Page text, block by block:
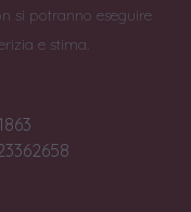
si potranno eseguire
e stima.